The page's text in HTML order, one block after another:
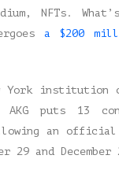
NFTs.
a $200
York
puts 13
an official
29 and December